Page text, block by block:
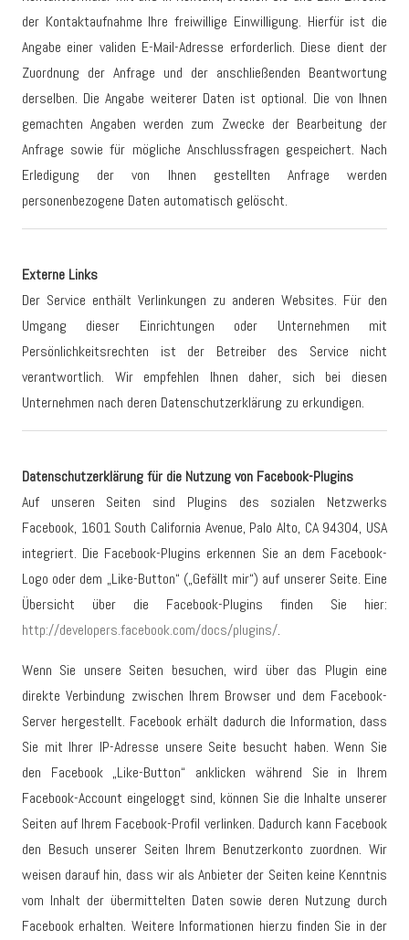
der Kontaktaufnahme Ihre freiwillige Einwilligung. Hierfür ist die
Angabe einer validen E-Mail-Adresse erforderlich. Diese dient der
Zuordnung der Anfrage und der anschließenden Beantwortung
derselben. Die Angabe weiterer Daten ist optional. Die von Ihnen
gemachten Angaben werden zum Zwecke der Bearbeitung der
Anfrage sowie für mögliche Anschlussfragen gespeichert. Nach
Erledigung der von Ihnen gestellten Anfrage werden
personenbezogene Daten automatisch gelöscht.
Externe Links
Der Service enthält Verlinkungen zu anderen Websites. Für den
Umgang dieser Einrichtungen oder Unternehmen mit
Persönlichkeitsrechten ist der Betreiber des Service nicht
verantwortlich. Wir empfehlen Ihnen daher, sich bei diesen
Unternehmen nach deren Datenschutzerklärung zu erkundigen.
Datenschutzerklärung für die Nutzung von Facebook-Plugins
Auf unseren Seiten sind Plugins des sozialen Netzwerks
Facebook, 1601 South California Avenue, Palo Alto, CA 94304, USA
integriert. Die Facebook-Plugins erkennen Sie an dem Facebook-
Logo oder dem „Like-Button“ („Gefällt mir“) auf unserer Seite. Eine
Übersicht über die Facebook-Plugins finden Sie hier:
http://developers.facebook.com/docs/plugins/.
Wenn Sie unsere Seiten besuchen, wird über das Plugin eine
direkte Verbindung zwischen Ihrem Browser und dem Facebook-
Server hergestellt. Facebook erhält dadurch die Information, dass
Sie mit Ihrer IP-Adresse unsere Seite besucht haben. Wenn Sie
den Facebook „Like-Button“ anklicken während Sie in Ihrem
Facebook-Account eingeloggt sind, können Sie die Inhalte unserer
Seiten auf Ihrem Facebook-Profil verlinken. Dadurch kann Facebook
den Besuch unserer Seiten Ihrem Benutzerkonto zuordnen. Wir
weisen darauf hin, dass wir als Anbieter der Seiten keine Kenntnis
vom Inhalt der übermittelten Daten sowie deren Nutzung durch
Facebook erhalten. Weitere Informationen hierzu finden Sie in der